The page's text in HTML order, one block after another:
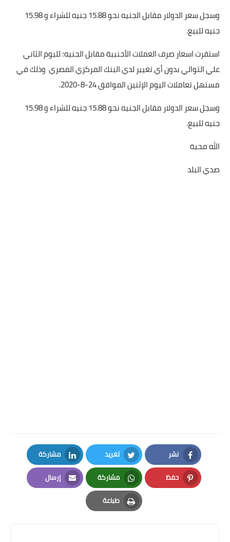
وسجل سعر الدولار مقابل الجنيه نحو 15.88 جنيه للشراء و 15.98
جنيه للبيع.
استقرت اسعار صرف العملات الأجنبية مقابل الجنيه؛ لليوم الثاني
علي التوالي بدون أي تغيير لدي البنك المركزي المصري وذلك في
مستهل تعاملات اليوم الإثنين الموافق 24-8-2020.
وسجل سعر الدولار مقابل الجنيه نحو 15.88 جنيه للشراء و 15.98
جنيه للبيع.
الله محبة
صدي البلد
نشر
Facebook
تغريد
Twitter
مشاركة
LinkedIn
حفظ
Pinterest
مشاركة
Whatsapp
إرسال
Email
طباعة
Print